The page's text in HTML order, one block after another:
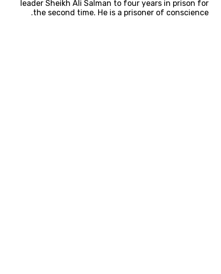
leader Sheikh Ali Salman to four years in prison for
the second time. He is a prisoner of conscience.